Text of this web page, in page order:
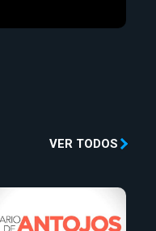
VER TODOS